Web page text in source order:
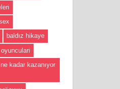
baldız hikaye
kadar kazanıyor